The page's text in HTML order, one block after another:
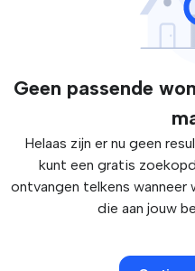
Geen passende
Helaas zijn er nu geen
kunt een gratis
ontvangen telkens wanneer
die aan jouw